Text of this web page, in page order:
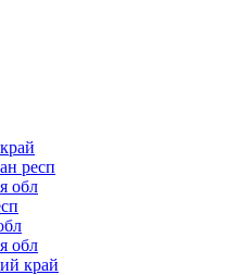
респ
обл
обл
край